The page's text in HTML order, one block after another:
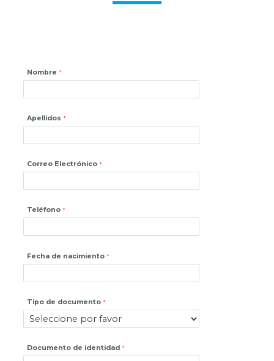
Nombre
Apellidos
Correo Electrónico
Teléfono
Fecha de nacimiento
Tipo de documento
Documento de identidad